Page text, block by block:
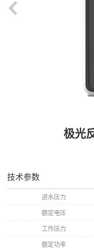
极光
技术参数
进水压力
额定电压
工作压力
额定功率